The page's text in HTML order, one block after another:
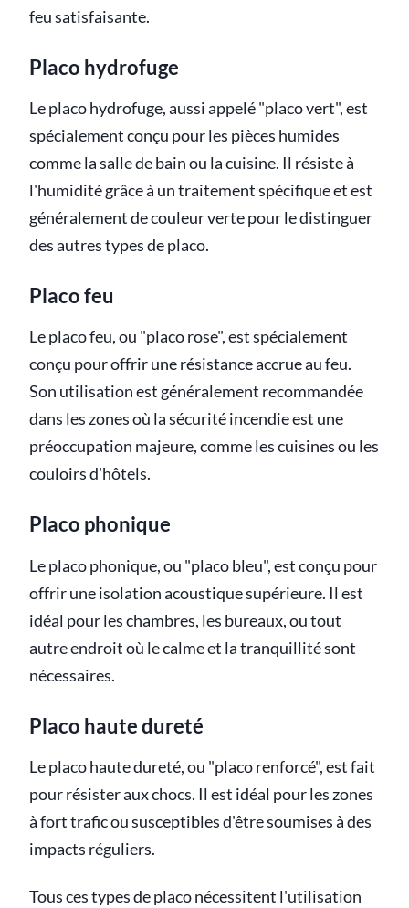
feu satisfaisante.
Placo hydrofuge
Le placo hydrofuge, aussi appelé "placo vert", est
spécialement conçu pour les pièces humides
comme la salle de bain ou la cuisine. Il résiste à
l'humidité grâce à un traitement spécifique et est
généralement de couleur verte pour le distinguer
des autres types de placo.
Placo feu
Le placo feu, ou "placo rose", est spécialement
conçu pour offrir une résistance accrue au feu.
Son utilisation est généralement recommandée
dans les zones où la sécurité incendie est une
préoccupation majeure, comme les cuisines ou les
couloirs d'hôtels.
Placo phonique
Le placo phonique, ou "placo bleu", est conçu pour
offrir une isolation acoustique supérieure. Il est
idéal pour les chambres, les bureaux, ou tout
autre endroit où le calme et la tranquillité sont
nécessaires.
Placo haute dureté
Le placo haute dureté, ou "placo renforcé", est fait
pour résister aux chocs. Il est idéal pour les zones
à fort trafic ou susceptibles d'être soumises à des
impacts réguliers.
Tous ces types de placo nécessitent l'utilisation